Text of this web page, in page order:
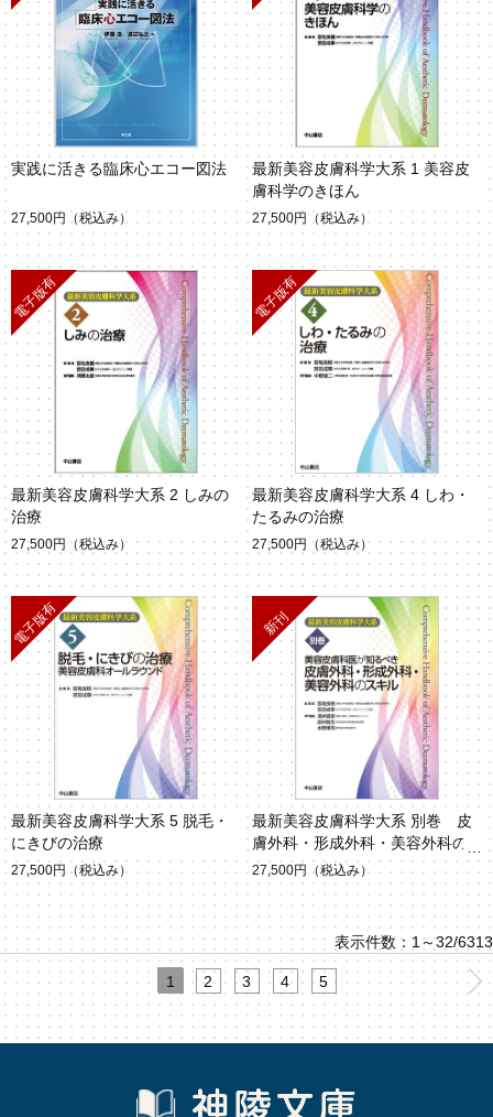
実践に活きる臨床心エコー図法
27,500円 （税込み）
最新美容皮膚科学大系 1 美容皮
膚科学のきほん
27,500円 （税込み）
最新美容皮膚科学大系 2 しみの
治療
27,500円 （税込み）
最新美容皮膚科学大系 4 しわ・
たるみの治療
27,500円 （税込み）
最新美容皮膚科学大系 5 脱毛・
にきびの治療
27,500円 （税込み）
最新美容皮膚科学大系 別巻 皮
膚外科・形成外科・美容外科の
スキル
27,500円 （税込み）
表示件数：1～32/6313
1 2 3 4 5